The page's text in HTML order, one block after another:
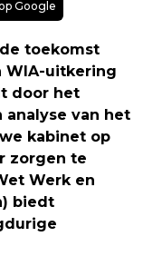
Google
de toekomst
WIA-uitkering
door het
van het
kabinet op
zorgen te
Werk en
biedt